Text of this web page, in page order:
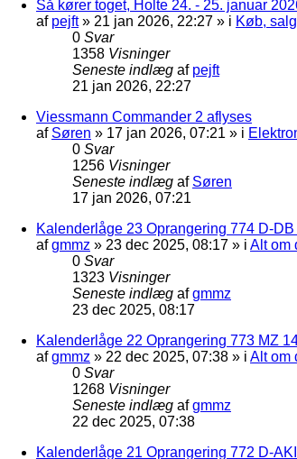
Så kører toget, Holte 24. - 25. januar
af pejft» 21 jan 2026, 22:27 » i Køb,
0 Svar
1358 Visninger
Seneste indlæg af pejft
21 jan 2026, 22:27
Viessmann Commander 2 aflyses
af Søren » 17 jan 2026, 07:21 » i
0 Svar
1256 Visninger
Seneste indlæg af Søren
17 jan 2026, 07:21
Kalenderlåge 23 Oprangering 774 D-
afgmmz » 23 dec 2025, 08:17 » i Alt om
0 Svar
1323 Visninger
Seneste indlæg afgmmz
23 dec 2025, 08:17
Kalenderlåge 22 Oprangering 773 MZ
afgmmz » 22 dec 2025, 07:38 » i Alt om
0 Svar
1268 Visninger
Seneste indlæg afgmmz
22 dec 2025, 07:38
Kalenderlåge 21 Oprangering 772 D-